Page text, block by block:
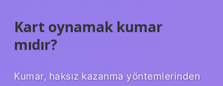
Kart oynamak kumar
mıdır?
Kumar, haksız kazanma yöntemlerinden